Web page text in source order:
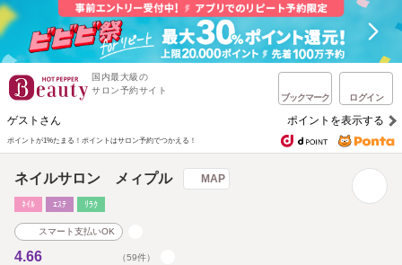
国内最大級の
サロン予約サイト
ブックマーク ログイン
ゲストさん ポイントを表示する
ポイントが1%たまる！ ポイントはサロン予約でつかえる！
ネイルサロン メィプル MAP
ﾈｲﾙ ｴｽﾃ ﾘﾗｸ
スマート支払いOK
4.66 （59件）